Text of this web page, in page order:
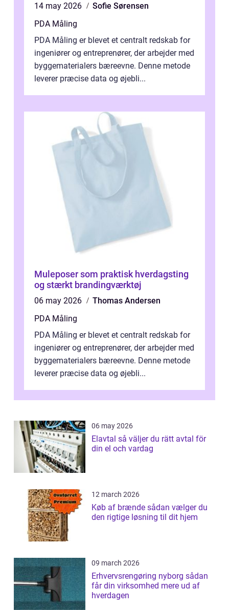
14 may 2026
Sofie Sørensen
PDA Måling
PDA Måling er blevet et centralt redskab for
ingeniører og entreprenører, der arbejder med
byggematerialers bæreevne. Denne metode
leverer præcise data og øjebli...
Muleposer som praktisk hverdagsting
og stærkt brandingværktøj
06 may 2026
Thomas Andersen
PDA Måling
PDA Måling er blevet et centralt redskab for
ingeniører og entreprenører, der arbejder med
byggematerialers bæreevne. Denne metode
leverer præcise data og øjebli...
06 may 2026
Elavtal så väljer du rätt avtal för
din el och vardag
12 march 2026
Køb af brænde sådan vælger du
den rigtige løsning til dit hjem
09 march 2026
Erhvervsrengøring nyborg sådan
får din virksomhed mere ud af
hverdagen